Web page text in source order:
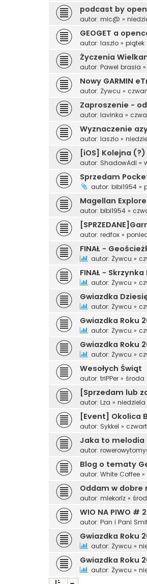
podcast by
autor: mic@ »
GEOGET a
autor: laszlo » piątek
Życzenia
autor: Pawel brasia »
Nowy GARMIN
autor: Żywcu »
Zaproszenie -
autor: lavinka »
Wyznaczenie
autor: laszlo »
[iOS] Kolejna
autor: ShadowAdi »
Sprzedam
autor: bibi1954 »
Magellan
autor: bibi1954 »
autor: redfox »
FINAŁ -
autor: Żywcu »
FINAŁ -
autor: Żywcu »
Gwiazdka
autor: Żywcu »
Gwiazdka Roku
autor: Żywcu »
Gwiazdka Roku
autor: Żywcu »
Wesołych Świąt
autor: triPPer » środa
[Sprzedam lub
autor: Lza » niedziela
[Event] Okolica
autor: Sykkel »
Jaka to melodia
autor:
Blog o tematy
autor: White Coffee »
Oddam w dobre
autor: mlekorlz »
WIO NA PIWO #
autor: Pan i Pani
Gwiazdka Roku
autor: Żywcu »
Gwiazdka Roku
autor: Żywcu »